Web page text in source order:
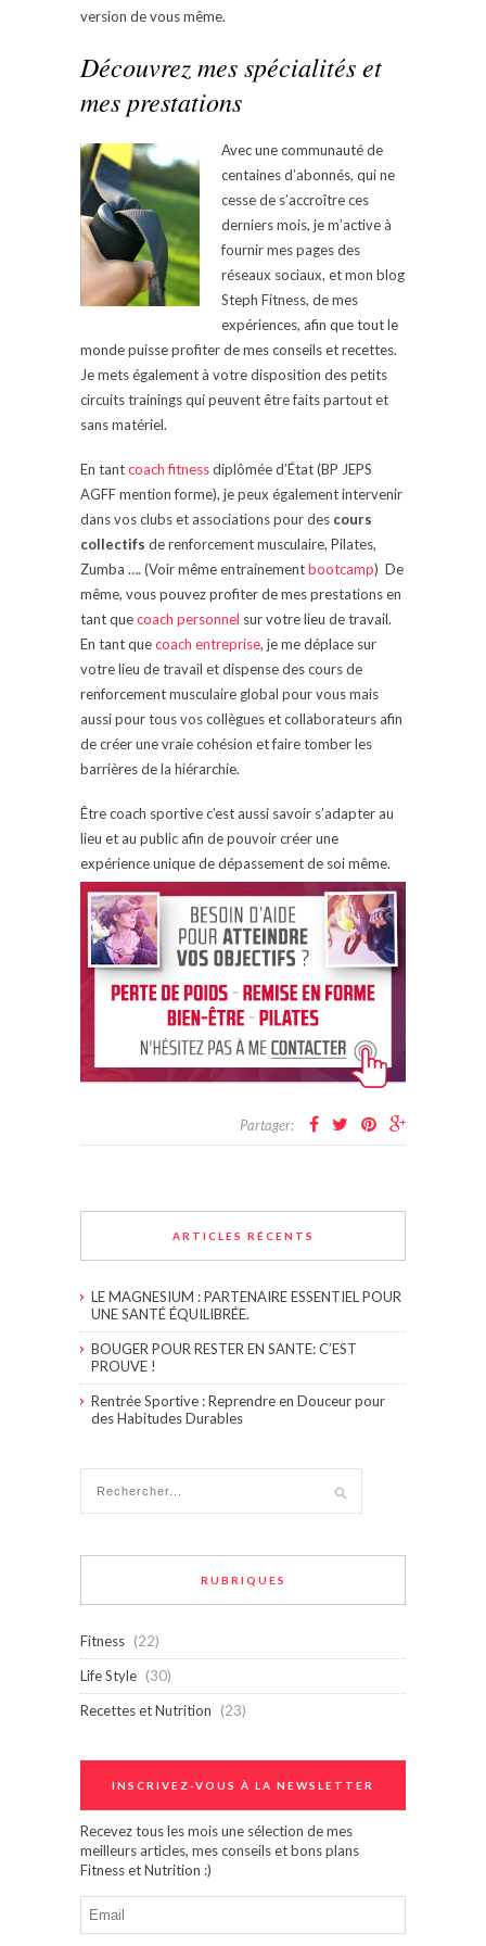
version de vous même.
Découvrez mes spécialités et
mes prestations
Avec une communauté de
centaines d’abonnés, qui ne
cesse de s’accroître ces
derniers mois, je m’active à
fournir mes pages des
réseaux sociaux, et mon blog
Steph Fitness, de mes
expériences, afin que tout le
monde puisse profiter de mes conseils et recettes.
Je mets également à votre disposition des petits
circuits trainings qui peuvent être faits partout et
sans matériel.
En tantcoach fitnessdiplômée d’État (BP JEPS
AGFF mention forme), je peux également intervenir
dans vos clubs et associations pour des cours
collectifs de renforcement musculaire, Pilates,
Zumba …. (Voir même entrainementbootcamp) De
même, vous pouvez profiter de mes prestations en
tant quecoach personnel sur votre lieu de travail.
En tant quecoach entreprise, je me déplace sur
votre lieu de travail et dispense des cours de
renforcement musculaire global pour vous mais
aussi pour tous vos collègues et collaborateurs afin
de créer une vraie cohésion et faire tomber les
barrières de la hiérarchie.
Être coach sportive c’est aussi savoir s’adapter au
lieu et au public afin de pouvoir créer une
expérience unique de dépassement de soi même.
Partager:
ARTICLES RÉCENTS
LE MAGNESIUM : PARTENAIRE ESSENTIEL POUR
UNE SANTÉ ÉQUILIBRÉE.
BOUGER POUR RESTER EN SANTE: C’EST
PROUVE !
Rentrée Sportive : Reprendre en Douceur pour
des Habitudes Durables
RUBRIQUES
Fitness (22)
Life Style (30)
Recettes et Nutrition
(23)
INSCRIVEZ-VOUS À LA NEWSLETTER
Recevez tous les mois une sélection de mes
meilleurs articles, mes conseils et bons plans
Fitness et Nutrition :)